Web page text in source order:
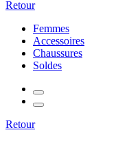
Retour
Femmes
Accessoires
Chaussures
Soldes
Retour